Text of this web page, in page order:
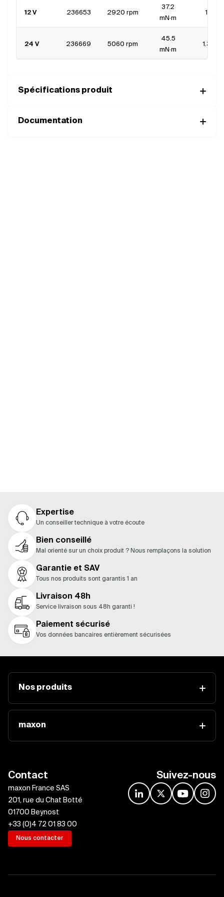
12 V 236653 2920 rpm
37.2
mN·m
1.6 A
24 V 236669 5060 rpm
45.5
mN·m
1.33 A
Spécifications produit
Documentation
Expertise
Un conseiller technique à votre écoute
Bien conseillé
Mal orienté sur un choix produit ? Nous remplaçons la solution
Garantie et SAV
Tous nos produits sont garantis 1 an
Livraison 48h
Service livraison sous 48h garanti !
Paiement sécurisé
Vos données bancaires entièrement sécurisées
Nos produits
maxon
Contact
maxon France SAS
201, rue du Chat Botté
01700 Beynost
+33 (0)4 72 01 83 00
Nous contacter
Suivez-nous
linkedinx youtube